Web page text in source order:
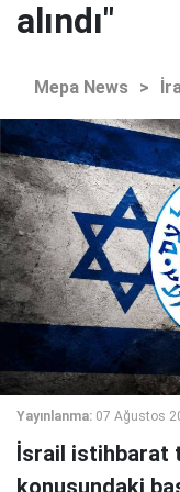
alındı"
Mepa News >
Yayınlanma: 07 Ağustos
İsrail istihbarat